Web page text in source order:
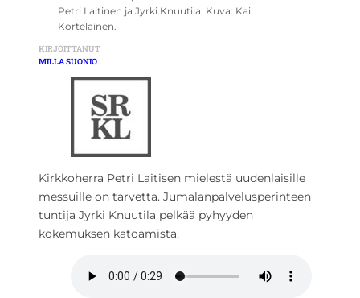
Petri Laitinen ja Jyrki Knuutila. Kuva: Kai
Kortelainen.
KIRJOITTANUT
MILLA SUONIO
Kirkkoherra Petri Laitisen mielestä uudenlaisille
messuille on tarvetta. Jumalanpalvelusperinteen
tuntija Jyrki Knuutila pelkää pyhyyden
kokemuksen katoamista.